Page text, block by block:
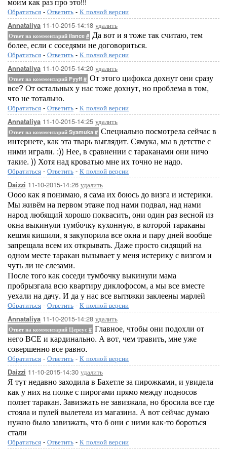
Обратиться - Ответить - К полной версии
Annataliya 11-10-2015-14:18 удалить
Ответ на комментарий ilance # Да вот и я тоже так считаю, тем
более, если с соседями не договориться.
Обратиться - Ответить - К полной версии
Annataliya 11-10-2015-14:20 удалить
Ответ на комментарий Fyyff # От этого цифокса дохнут они сразу
все? От остальных у нас тоже дохнут, но проблема в том,
что не тотально.
Обратиться - Ответить - К полной версии
Annataliya 11-10-2015-14:25 удалить
Ответ на комментарий Syamuka # Специально посмотрела сейчас в
интернете, как эта тварь выглядит. Сямука, мы в детстве с
ними играли. :)) Нее, в сравнении с тараканами они ничо
такие. )) Хотя над кроватью мне их точно не надо.
Обратиться - Ответить - К полной версии
Daizzi 11-10-2015-14:26 удалить
Оооо как я понимаю, я сама их боюсь до визга и истерики.
Мы живём на первом этаже под нами подвал, над нами
народ любящий хорошо поквасить, они один раз весной из
окна выкинули тумбочку кухонную, в которой тараканы
кешмя кишили, я закупорила все окна и пару дней вообще
запрещала всем их открывать. Даже просто сидящий на
одном месте таракан вызывает у меня истерику с визгом и
чуть ли не слезами.
После того как соседи тумбочку выкинули мама
пробрызгала всю квартиру диклофосом, а мы все вместе
уехали на дачу. И да у нас все вытяжки заклеены марлей
Обратиться - Ответить - К полной версии
Annataliya 11-10-2015-14:28 удалить
Ответ на комментарий Цереус # Главное, чтобы они подохли от
него ВСЕ и кардинально. А вот, чем травить, мне уже
совершенно все равно.
Обратиться - Ответить - К полной версии
Daizzi 11-10-2015-14:30 удалить
Я тут недавно заходила в Бахетле за пирожками, и увидела
как у них на полке с пирогами прямо между подносов
ползет таракан. Завизжать не завизжала, но бросила все где
стояла и пулей вылетела из магазина. А вот сейчас думаю
нужно было завизжать, что б они с ними как-то бороться
стали
Обратиться - Ответить - К полной версии